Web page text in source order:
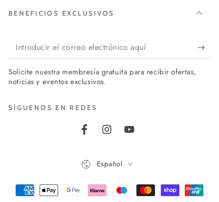
BENEFICIOS EXCLUSIVOS
Introducir
el
correo
aquí
Solicite nuestra membresía gratuita para recibir ofertas,
noticias y eventos exclusivos.
SÍGUENOS EN REDES
FacebookInstagramYouTube
Español
Métodos